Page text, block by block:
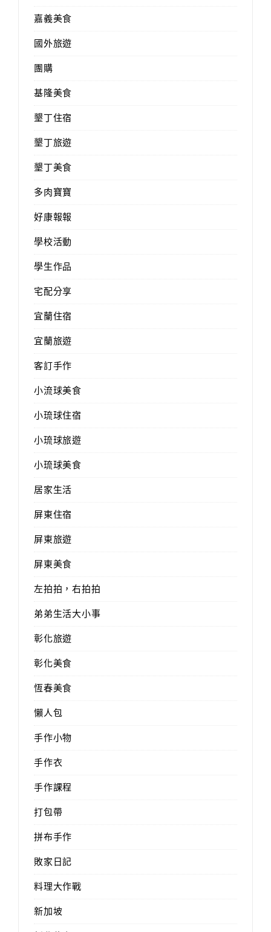
嘉義美食
國外旅遊
團購
基隆美食
墾丁住宿
墾丁旅遊
墾丁美食
多肉寶寶
好康報報
學校活動
學生作品
宅配分享
宜蘭住宿
宜蘭旅遊
客訂手作
小流球美食
小琉球住宿
小琉球旅遊
小琉球美食
居家生活
屏東住宿
屏東旅遊
屏東美食
左拍拍，右拍拍
弟弟生活大小事
彰化旅遊
彰化美食
恆春美食
懶人包
手作小物
手作衣
手作課程
打包帶
拼布手作
敗家日記
料理大作戰
新加坡